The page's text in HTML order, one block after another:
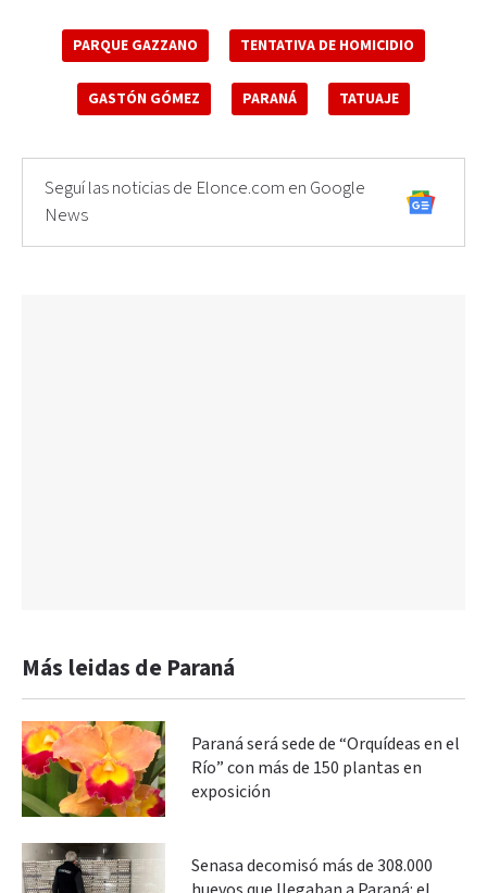
PARQUE GAZZANO TENTATIVA DE HOMICIDIO
GASTÓN GÓMEZ PARANÁ TATUAJE
Seguí las noticias de Elonce.com en Google
News
Más leidas de Paraná
Paraná será sede de “Orquídeas en el
Río” con más de 150 plantas en
exposición
Senasa decomisó más de 308.000